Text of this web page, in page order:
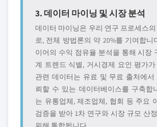
3. 데이터 마이닝 및 시장 분석
데이터 마이닝은 우리 연구 프로세스
로, 전체 방법론의 약 20%를 기여합니
이어의 수익 점유율 분석을 통해 시장
계 트렌드 식별, 거시경제 요인 평가
관련 데이터는 유료 및 무료 출처에서
뢰할 수 있는 데이터베이스를 구축합
는 유통업체, 제조업체, 협회 등 주요
검증을 받아 1차 연구와 시장 규모 산